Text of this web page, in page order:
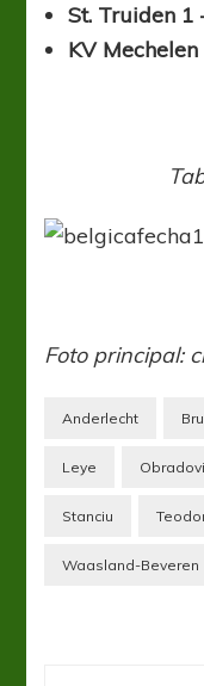
St. Truiden 1
KV Mechelen
Foto principal:
Anderlecht
Leye
Stanciu
Waasland-Beveren